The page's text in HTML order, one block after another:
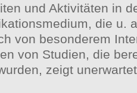
und Aktivitäten in
die u.
von besonderem
von Studien, die
zeigt